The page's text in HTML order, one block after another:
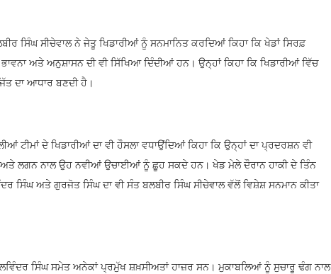
ਸਿੰਘ ਸੀਚੇਵਾਲ ਨੇ ਜੇਤੂ ਖਿਡਾਰੀਆਂ ਨੂੰ ਸਨਮਾਨਿਤ ਕਰਦਿਆਂ ਕਿਹਾ ਕਿ ਖੇਡਾਂ ਸਿਰਫ਼
ਅਤੇ ਅਨੁਸ਼ਾਸਨ ਦੀ ਵੀ ਸਿੱਖਿਆ ਦਿੰਦੀਆਂ ਹਨ। ਉਨ੍ਹਾਂ ਕਿਹਾ ਕਿ ਖਿਡਾਰੀਆਂ ਵਿੱਚ
ਦਾ ਆਧਾਰ ਬਣਦੀ ਹੈ।
ਟੀਮਾਂ ਦੇ ਖਿਡਾਰੀਆਂ ਦਾ ਵੀ ਹੌਸਲਾ ਵਧਾਉਂਦਿਆਂ ਕਿਹਾ ਕਿ ਉਨ੍ਹਾਂ ਦਾ ਪ੍ਰਦਰਸ਼ਨ ਵੀ
ਅਤੇ ਲਗਨ ਨਾਲ ਉਹ ਨਵੀਆਂ ਉਚਾਈਆਂ ਨੂੰ ਛੂਹ ਸਕਦੇ ਹਨ। ਖੇਡ ਮੇਲੇ ਦੌਰਾਨ ਹਾਕੀ ਦੇ ਤਿੰਨ
ਸਿੰਘ ਅਤੇ ਗੁਰਜੋਤ ਸਿੰਘ ਦਾ ਵੀ ਸੰਤ ਬਲਬੀਰ ਸਿੰਘ ਸੀਚੇਵਾਲ ਵੱਲੋਂ ਵਿਸ਼ੇਸ਼ ਸਨਮਾਨ ਕੀਤਾ
ਸਿੰਘ ਸਮੇਤ ਅਨੇਕਾਂ ਪ੍ਰਮੁੱਖ ਸ਼ਖ਼ਸੀਅਤਾਂ ਹਾਜ਼ਰ ਸਨ। ਮੁਕਾਬਲਿਆਂ ਨੂੰ ਸੁਚਾਰੂ ਢੰਗ ਨਾਲ